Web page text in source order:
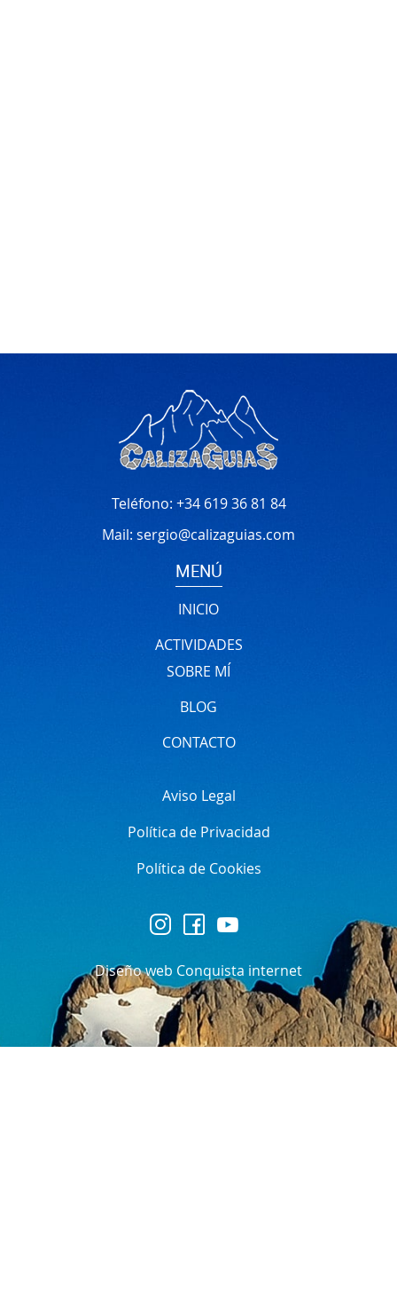
Teléfono: +34 619 36 81 84
Mail: sergio@calizaguias.com
MENÚ
INICIO
ACTIVIDADES
SOBRE MÍ
BLOG
CONTACTO
Aviso Legal
Política de Privacidad
Política de Cookies
Diseño web Conquista internet